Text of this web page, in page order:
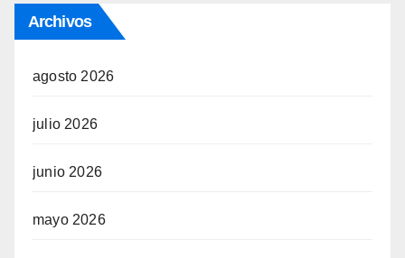
Archivos
agosto 2026
julio 2026
junio 2026
mayo 2026